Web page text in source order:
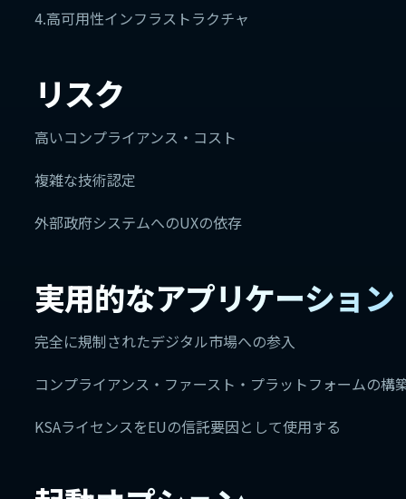
4.高可用性インフラストラクチャ
リスク
高いコンプライアンス・コスト
複雑な技術認定
外部政府システムへのUXの依存
実用的なアプリケーション
完全に規制されたデジタル市場への参入
コンプライアンス・ファースト・プラットフォームの構
KSAライセンスをEUの信託要因として使用する